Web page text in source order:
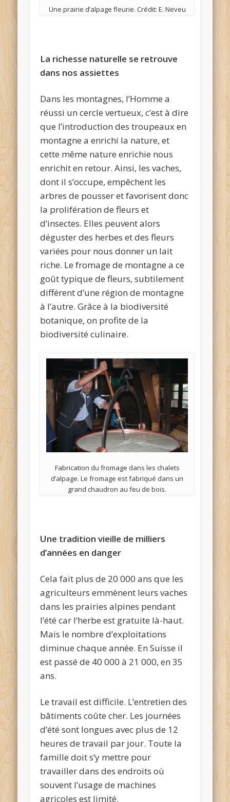
Une prairie d’alpage fleurie. Crédit: E. Neveu
La richesse naturelle se retrouve
dans nos assiettes
Dans les montagnes, l’Homme a
réussi un cercle vertueux, c’est à dire
que l’introduction des troupeaux en
montagne a enrichi la nature, et
cette même nature enrichie nous
enrichit en retour. Ainsi, les vaches,
dont il s’occupe, empêchent les
arbres de pousser et favorisent donc
la prolifération de fleurs et
d’insectes. Elles peuvent alors
déguster des herbes et des fleurs
variées pour nous donner un lait
riche. Le fromage de montagne a ce
goût typique de fleurs, subtilement
différent d’une région de montagne
à l’autre.Grâce à la biodiversité
botanique, on profite de la
biodiversité culinaire.
Fabrication du fromage dans les chalets
d’alpage. Le fromage est fabriqué dans un
grand chaudron au feu de bois.
Une tradition vieille de milliers
d’années en danger
Cela fait plus de 20 000 ans que les
agriculteurs emmènent leurs vaches
dans les prairies alpines pendant
l’été car l’herbe est gratuite là-haut.
Mais le nombre d’exploitations
diminue chaque année. En Suisse il
est passé de 40 000 à 21 000, en 35
ans.
Le travail est difficile. L’entretien des
bâtiments coûte cher. Les journées
d’été sont longues avec plus de 12
heures de travail par jour. Toute la
famille doit s’y mettre pour
travailler dans des endroits où
souvent l’usage de machines
agricoles est limité.